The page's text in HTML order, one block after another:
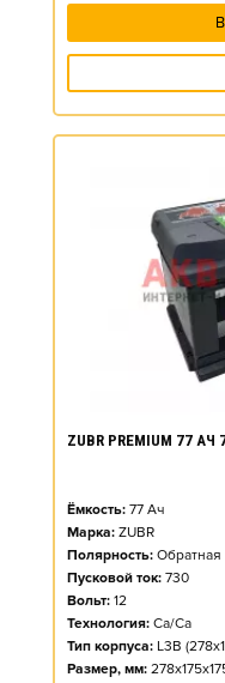
ZUBR PREMIUM 77
Ёмкость: 77 Ач
Марка: ZUBR
Полярность: Обратная
Пусковой ток: 730
Вольт: 12
Технология: Ca/Ca
Тип корпуса: L3B
Размер, мм: